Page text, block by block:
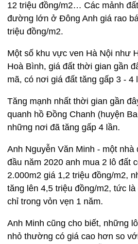
12 triệu đồng/m2… Các mảnh
đường lớn ở Đông Anh giá rao
triệu đồng/m2.
Một số khu vực ven Hà Nội như
Hoà Bình, giá đất thời gian gần
mã, có nơi giá đất tăng gấp 3 - 4
Tăng mạnh nhất thời gian gần
quanh hồ Đồng Chanh (huyện
những nơi đã tăng gấp 4 lần.
Anh Nguyễn Văn Minh - một nhà
đầu năm 2020 anh mua 2 lô đất
2.000m2 giá 1,2 triệu đồng/m2,
tăng lên 4,5 triệu đồng/m2, tức
chỉ trong vỏn vẹn 1 năm.
Anh Minh cũng cho biết, những
nhỏ thường có giá cao hơn so